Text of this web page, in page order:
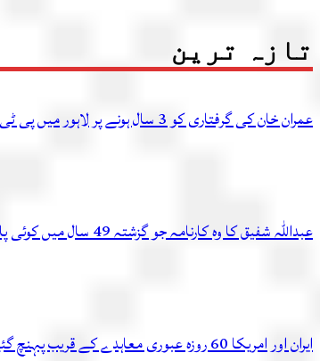
تازہ ترین
عمران خان کی گرفتاری کو 3 سال ہونے پر لاہور میں پی ٹی آئی کا احتجاج، متعدد کارکن گرفتار
عبداللہ شفیق کا وہ کارنامہ جو گزشتہ 49 سال میں کوئی پاکستانی انجام نہ دے سکا
ایران اور امریکا 60 روزہ عبوری معاہدے کے قریب پہنچ گئے، معروف جریدے کادعویٰ